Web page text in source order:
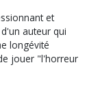
et
auteur qui
longévité
jouer "l'horreur